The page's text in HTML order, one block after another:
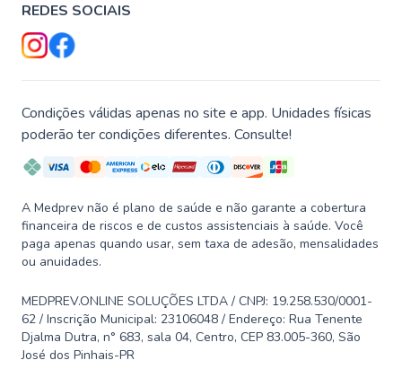
REDES SOCIAIS
Condições válidas apenas no site e app. Unidades físicas
poderão ter condições diferentes. Consulte!
A Medprev não é plano de saúde e não garante a cobertura
financeira de riscos e de custos assistenciais à saúde. Você
paga apenas quando usar, sem taxa de adesão, mensalidades
ou anuidades.
MEDPREV.ONLINE SOLUÇÕES LTDA / CNPJ: 19.258.530/0001-
62 / Inscrição Municipal: 23106048 / Endereço: Rua Tenente
Djalma Dutra, n° 683, sala 04, Centro, CEP 83.005-360, São
José dos Pinhais-PR